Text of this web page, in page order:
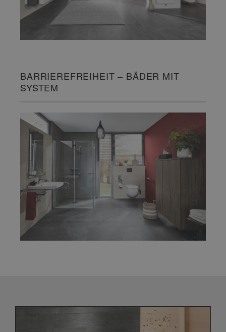
BARRIEREFREIHEIT – BÄDER MIT
SYSTEM